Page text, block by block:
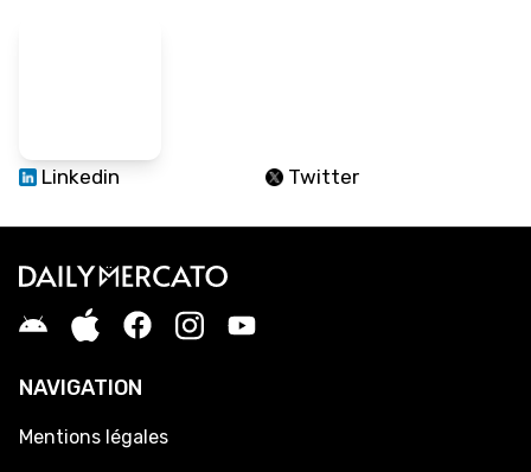
Linkedin Twitter
NAVIGATION
Mentions légales